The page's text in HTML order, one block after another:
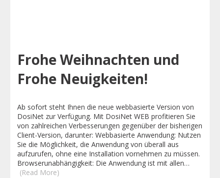
Frohe Weihnachten und
Frohe Neuigkeiten!
Ab sofort steht Ihnen die neue webbasierte Version von
DosiNet zur Verfügung. Mit DosiNet WEB profitieren Sie
von zahlreichen Verbesserungen gegenüber der bisherigen
Client-Version, darunter: Webbasierte Anwendung: Nutzen
Sie die Möglichkeit, die Anwendung von überall aus
aufzurufen, ohne eine Installation vornehmen zu müssen.
Browserunabhängigkeit: Die Anwendung ist mit allen…
(Read More)